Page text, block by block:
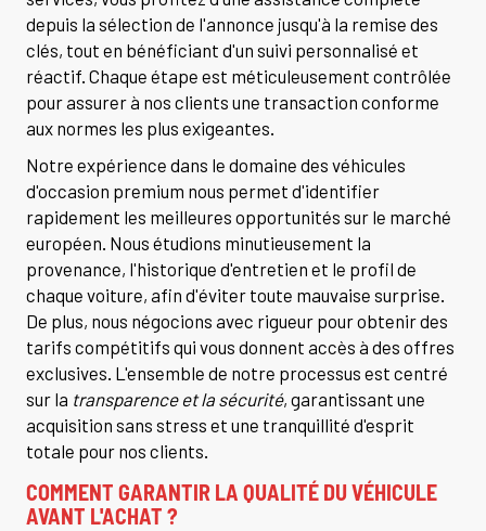
depuis la sélection de l'annonce jusqu'à la remise des
clés, tout en bénéficiant d'un suivi personnalisé et
réactif. Chaque étape est méticuleusement contrôlée
pour assurer à nos clients une transaction conforme
aux normes les plus exigeantes.
Notre expérience dans le domaine des véhicules
d'occasion premium nous permet d'identifier
rapidement les meilleures opportunités sur le marché
européen. Nous étudions minutieusement la
provenance, l'historique d'entretien et le profil de
chaque voiture, afin d'éviter toute mauvaise surprise.
De plus, nous négocions avec rigueur pour obtenir des
tarifs compétitifs qui vous donnent accès à des offres
exclusives. L'ensemble de notre processus est centré
sur la transparence et la sécurité, garantissant une
acquisition sans stress et une tranquillité d'esprit
totale pour nos clients.
COMMENT GARANTIR LA QUALITÉ DU VÉHICULE
AVANT L'ACHAT ?